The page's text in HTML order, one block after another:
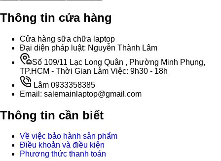
Thông tin cửa hàng
Cửa hàng sữa chữa laptop
Đại diện pháp luật: Nguyễn Thành Lâm
Số 109/11 Lạc Long Quân , Phường Minh Phụng,
TP.HCM - Thời Gian Làm Việc: 9h30 - 18h
Lâm 0933358385
Email: salemainlaptop@gmail.com
Thông tin cần biết
Về việc bảo hành sản phẩm
Điều khoản và điều kiện
Phương thức thanh toán